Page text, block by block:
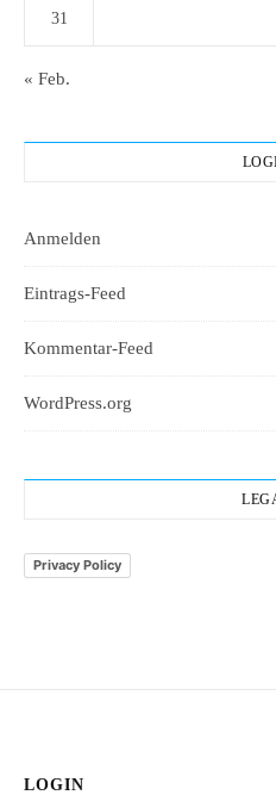
31
« Feb.
Anmelden
Eintrags-Feed
Kommentar-Feed
WordPress.org
Privacy Policy
LOGIN